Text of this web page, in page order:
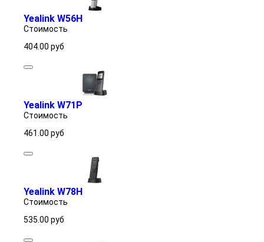
Yealink W56H
Стоимость
404.00 руб
Yealink W71P
Стоимость
461.00 руб
Yealink W78H
Стоимость
535.00 руб